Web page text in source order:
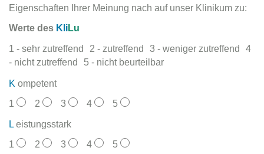
Eigenschaften Ihrer Meinung nach auf unser Klinikum zu:
Werte des KliLu
1 - sehr zutreffend 2 - zutreffend 3 - weniger zutreffend
4
- nicht zutreffend
5 - nicht beurteilbar
K ompetent
1 2 3 4 5
L eistungsstark
1 2 3 4 5